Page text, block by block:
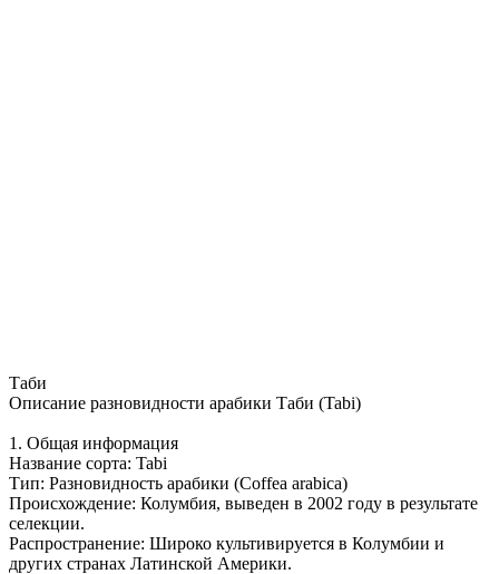
Таби
Описание разновидности арабики Таби (Tabi)
1. Общая информация
Название сорта: Tabi
Тип: Разновидность арабики (Coffea arabica)
Происхождение: Колумбия, выведен в 2002 году в результате
селекции.
Распространение: Широко культивируется в Колумбии и
других странах Латинской Америки.